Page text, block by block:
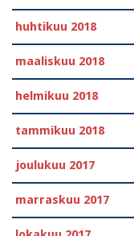
huhtikuu 2018
maaliskuu 2018
helmikuu 2018
tammikuu 2018
joulukuu 2017
marraskuu 2017